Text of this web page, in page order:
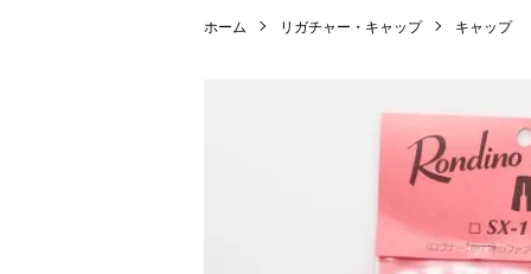
ホーム リガチャー・キャップ キャップ